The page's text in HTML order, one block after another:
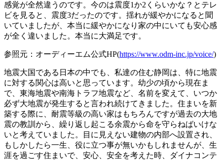
感覚が全然違うのです。今のは震度1か2くらいかな？とテレ
ビを見ると、震度3だったのです。揺れが緩やかになると聞
いていましたが、本当に緩やかになり家の中にいても安心感
が全く違いました。本当に大満足です。
参照元：オーディーエム公式HP(https://www.odm-inc.jp/voice/)
地震大国である日本の中でも、私達の住む静岡は、特に地震
に対する関心は高いと思っています。幼少の頃から現在ま
で、東海地震や南海トラフ地震など、名前を変えて、いつか
必ず大地震が発生すると言われ続けてきました。住まいを新
築する際に、耐震等級の高い家はもちろんですが過去の大地
震の教訓から、繰り返し起こる余震から命を守らねばいけな
いと考えていました。目に見えない建物の内部へ設置され、
もしかしたら一生、役に立つ事が無いかもしれませんが、生
涯を過ごす住まいで、安心、安全を考えた時、ダイナコンテ